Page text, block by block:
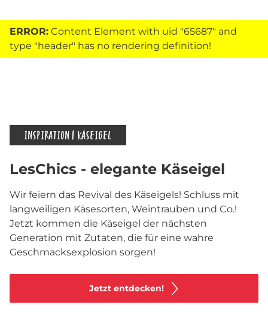
ERROR: Content Element with uid "65687" and
type "header" has no rendering definition!
INSPIRATION | KÄSEIGEL
LesChics - elegante Käseigel
Wir feiern das Revival des Käseigels! Schluss mit
langweiligen Käsesorten, Weintrauben und Co.!
Jetzt kommen die Käseigel der nächsten
Generation mit Zutaten, die für eine wahre
Geschmacksexplosion sorgen!
Jetzt entdecken!